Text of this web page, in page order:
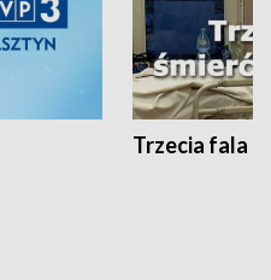
Trzecia fala -